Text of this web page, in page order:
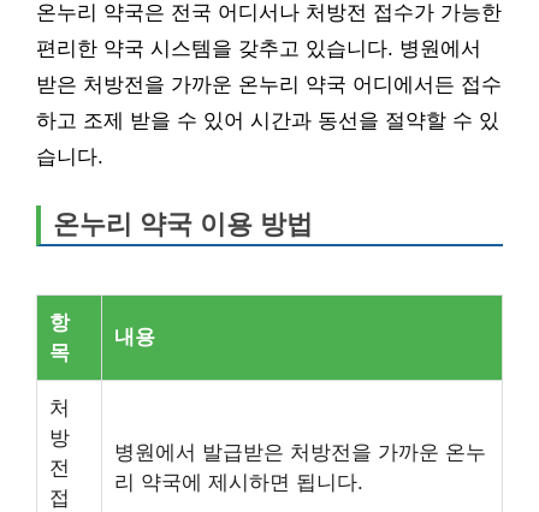
온누리 약국은 전국 어디서나 처방전 접수가 가능한
편리한 약국 시스템을 갖추고 있습니다. 병원에서
받은 처방전을 가까운 온누리 약국 어디에서든 접수
하고 조제 받을 수 있어 시간과 동선을 절약할 수 있
습니다.
온누리 약국 이용 방법
항
목
내용
처
방
전
접
병원에서 발급받은 처방전을 가까운 온누
리 약국에 제시하면 됩니다.